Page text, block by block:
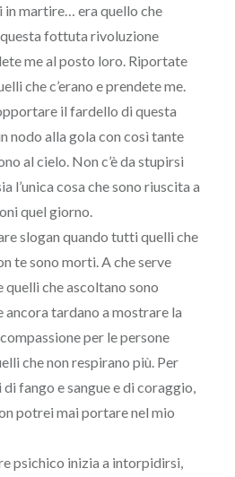
in martire… era quello che
fottuta rivoluzione
me al posto loro. Riportate
che c’erano e prendete me.
il fardello di questa
nodo alla gola con così tante
al cielo. Non c’è da stupirsi
l’unica cosa che sono riuscita a
quel giorno.
slogan quando tutti quelli che
te sono morti. A che serve
quelli che ascoltano sono
ancora tardano a mostrare la
per le persone
che non respirano più. Per
fango e sangue e di coraggio,
potrei mai portare nel mio
psichico inizia a intorpidirsi,